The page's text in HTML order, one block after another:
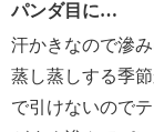
パンダ目に…
汗かきなので滲
蒸し蒸しする季
で引けないので